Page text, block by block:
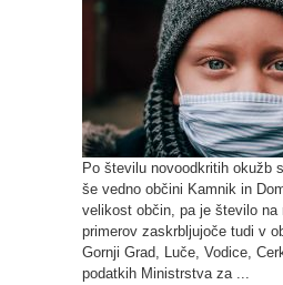
Po številu novoodkritih okužb
še vedno občini Kamnik in
velikost občin, pa je število na
primerov zaskrbljujoče tudi v
Gornji Grad, Luče, Vodice,
podatkih Ministrstva za ...